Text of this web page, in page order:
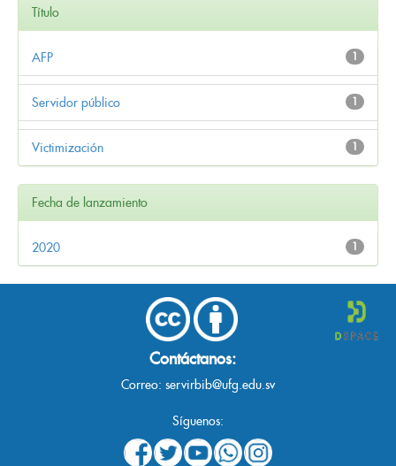
Título
1
AFP
1
Servidor público
1
Victimización
Fecha de lanzamiento
1
2020
Contáctanos:
Correo: servirbib@ufg.edu.sv
Síguenos: